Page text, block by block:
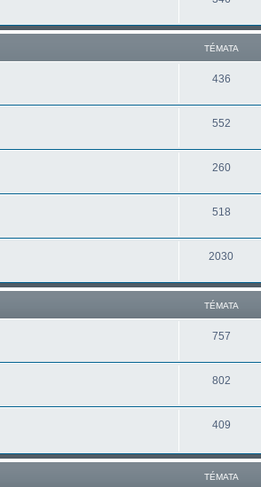
TÉMATA
436
552
260
518
2030
TÉMATA
757
802
409
TÉMATA